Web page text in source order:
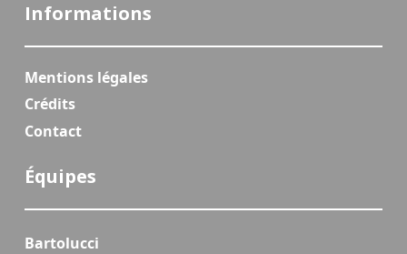
Informations
Mentions légales
Crédits
Contact
Équipes
Bartolucci